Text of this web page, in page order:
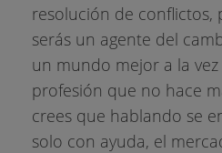
resolución de conflictos,
serás un agente del
un mundo mejor a la
profesión que no hace
crees que hablando se
solo con ayuda, el